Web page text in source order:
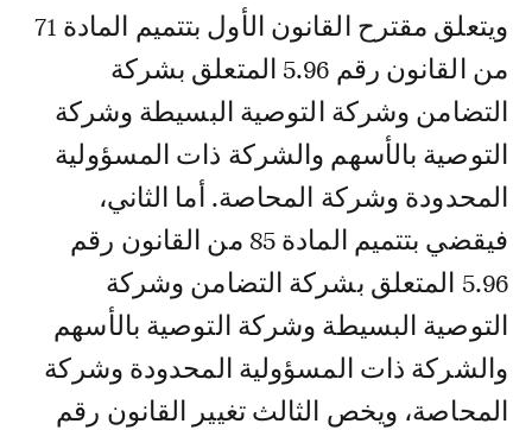
ويتعلق مقترح القانون الأول بتتميم المادة 71
من القانون رقم 5.96 المتعلق بشركة
التضامن وشركة التوصية البسيطة وشركة
التوصية بالأسهم والشركة ذات المسؤولية
المحدودة وشركة المحاصة. أما الثاني،
فيقضي بتتميم المادة 85 من القانون رقم
5.96 المتعلق بشركة التضامن وشركة
التوصية البسيطة وشركة التوصية بالأسهم
والشركة ذات المسؤولية المحدودة وشركة
المحاصة، ويخص الثالث تغيير القانون رقم